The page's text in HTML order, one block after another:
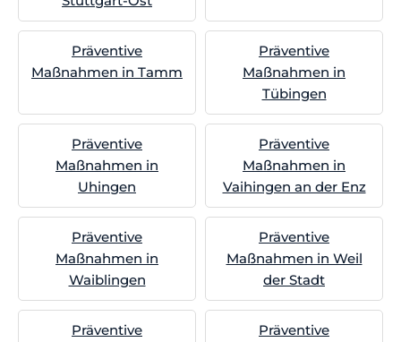
Präventive
Maßnahmen in Tamm
Präventive
Maßnahmen in
Tübingen
Präventive
Maßnahmen in
Uhingen
Präventive
Maßnahmen in
Vaihingen an der Enz
Präventive
Maßnahmen in
Waiblingen
Präventive
Maßnahmen in Weil
der Stadt
Präventive
Präventive